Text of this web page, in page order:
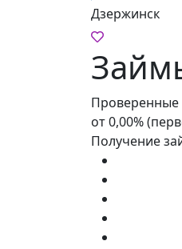
Дзержинск
Проверенные
от 0,00%
Получение